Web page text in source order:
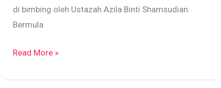
di bimbing oleh Ustazah Azila Binti Shamsudian.
Bermula
Read More »